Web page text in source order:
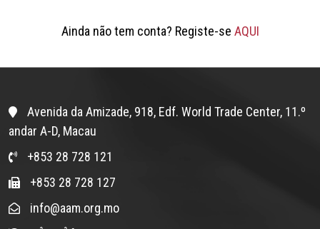
Ainda não tem conta? Registe-se AQUI
Avenida da Amizade, 918, Edf. World Trade Center, 11.º
andar A-D, Macau
+853 28 728 121
+853 28 728 127
info@aam.org.mo